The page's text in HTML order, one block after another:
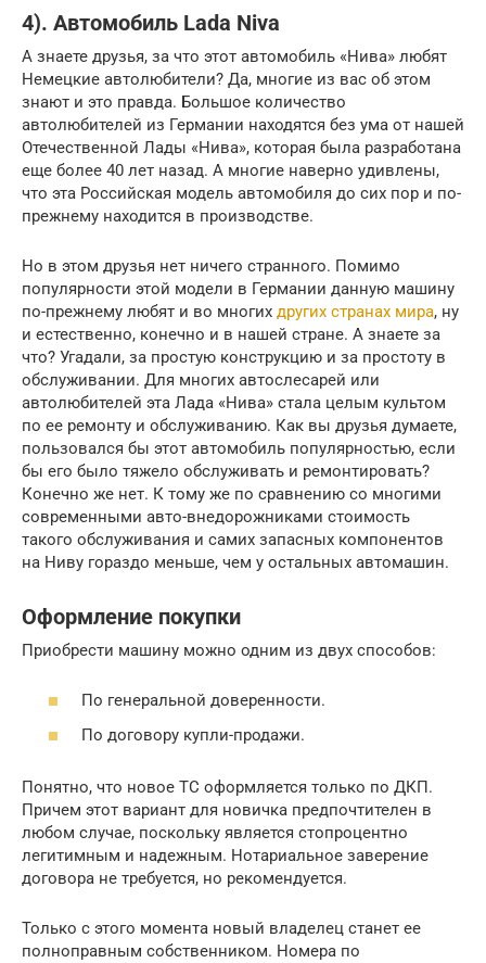
4). Автомобиль Lada Niva
А знаете друзья, за что этот автомобиль «Нива» любят
Немецкие автолюбители? Да, многие из вас об этом
знают и это правда. Большое количество
автолюбителей из Германии находятся без ума от нашей
Отечественной Лады «Нива», которая была разработана
еще более 40 лет назад. А многие наверно удивлены,
что эта Российская модель автомобиля до сих пор и по-
прежнему находится в производстве.
Но в этом друзья нет ничего странного. Помимо
популярности этой модели в Германии данную машину
по-прежнему любят и во многих других странах мира, ну
и естественно, конечно и в нашей стране. А знаете за
что? Угадали, за простую конструкцию и за простоту в
обслуживании. Для многих автослесарей или
автолюбителей эта Лада «Нива» стала целым культом
по ее ремонту и обслуживанию. Как вы друзья думаете,
пользовался бы этот автомобиль популярностью, если
бы его было тяжело обслуживать и ремонтировать?
Конечно же нет. К тому же по сравнению со многими
современными авто-внедорожниками стоимость
такого обслуживания и самих запасных компонентов
на Ниву гораздо меньше, чем у остальных автомашин.
Оформление покупки
Приобрести машину можно одним из двух способов:
По генеральной доверенности.
По договору купли-продажи.
Понятно, что новое ТС оформляется только по ДКП.
Причем этот вариант для новичка предпочтителен в
любом случае, поскольку является стопроцентно
легитимным и надежным. Нотариальное заверение
договора не требуется, но рекомендуется.
Только с этого момента новый владелец станет ее
полноправным собственником. Номера по